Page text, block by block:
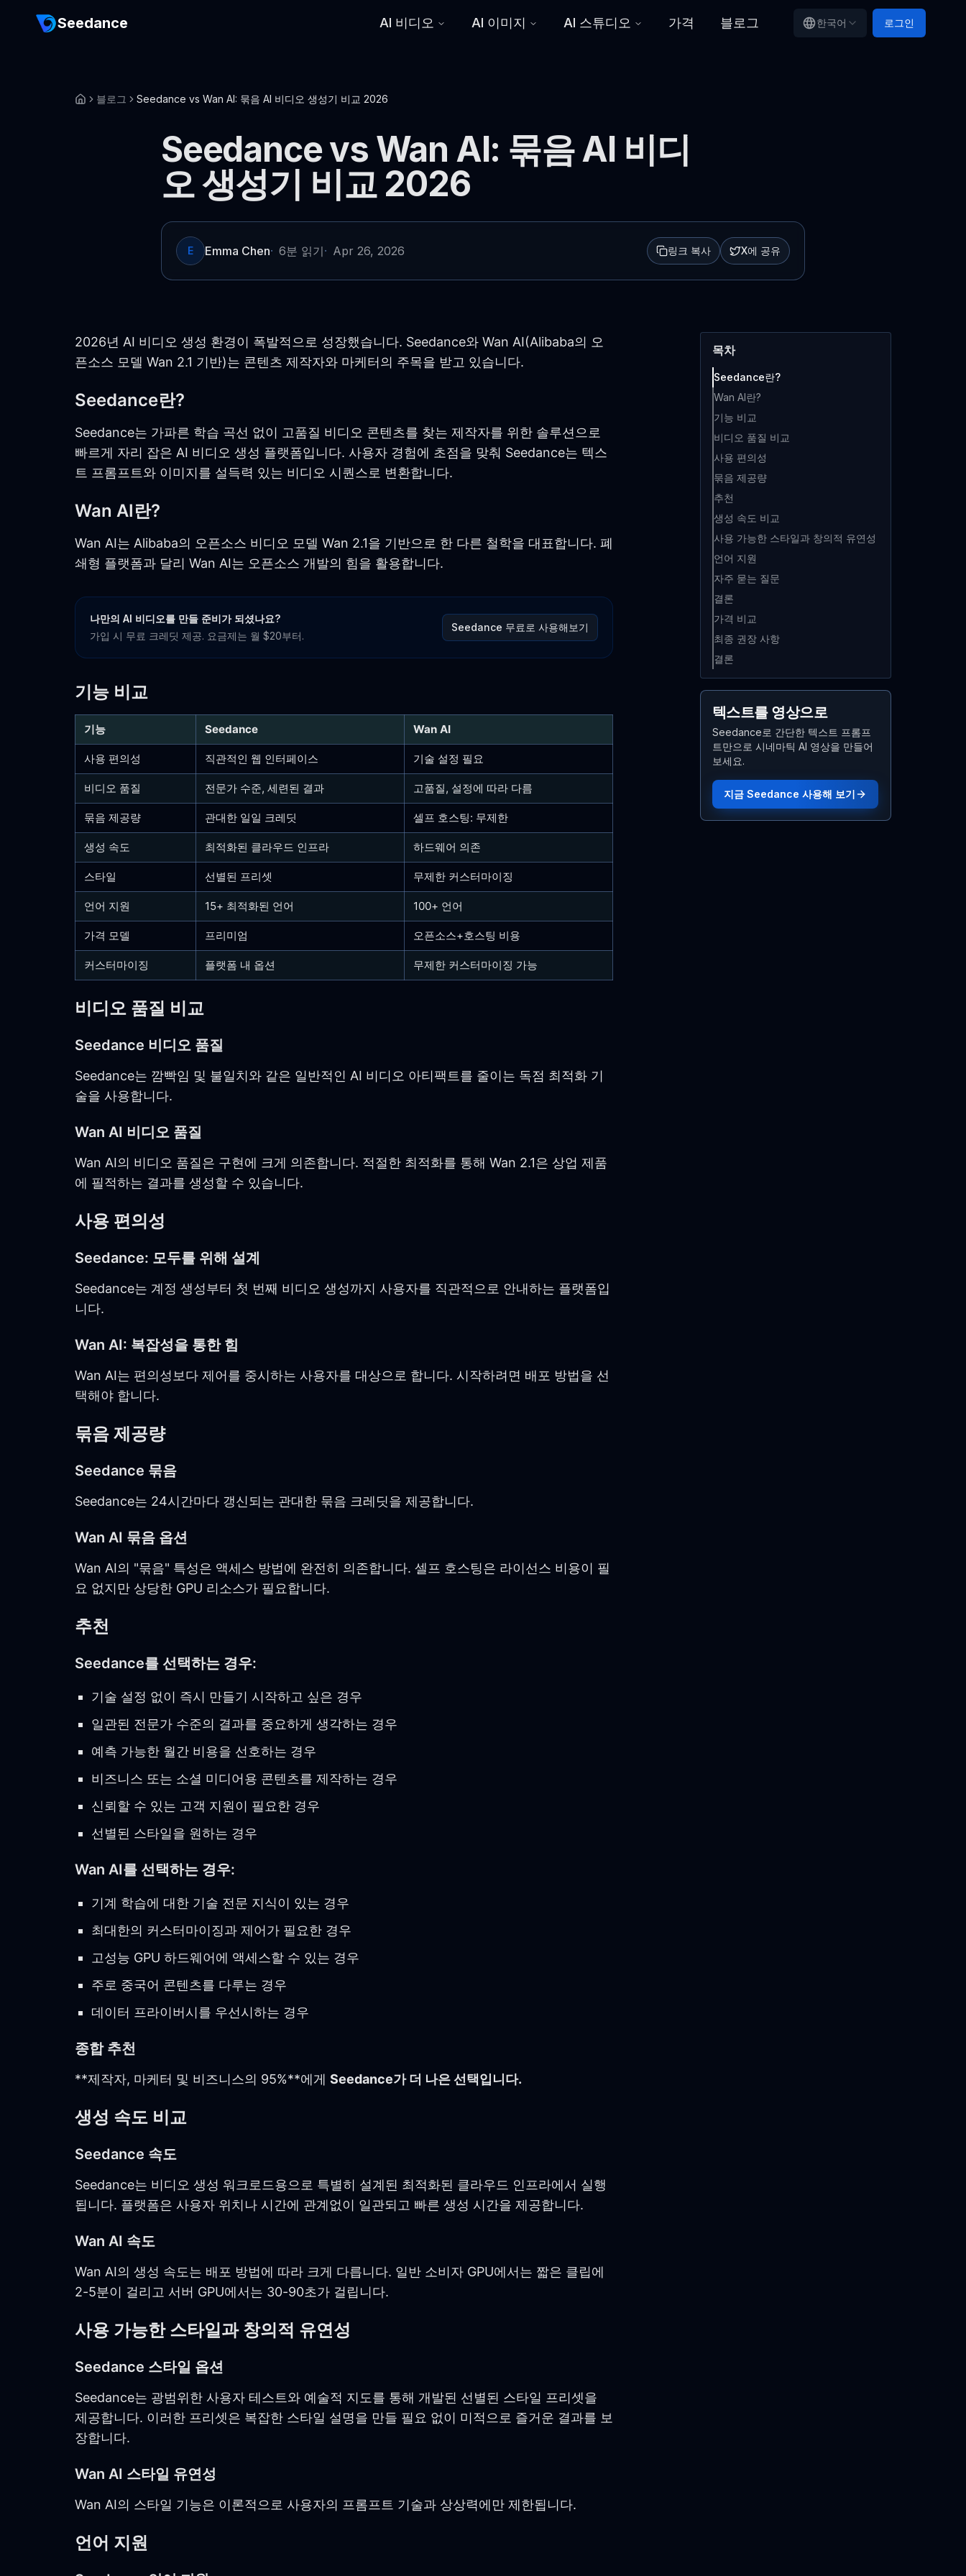
Seedance AI 비디오 AI 이미지 AI 스튜디오 가격 블로그 한국어 로그인
블로그 Seedance vs Wan AI: 묶음 AI 비디오 생성기 비교 2026
Seedance vs Wan AI: 묶음 AI 비디
오 생성기 비교 2026
E Emma Chen· 6분 읽기· Apr 26, 2026 링크 복사 X에 공유
2026년 AI 비디오 생성 환경이 폭발적으로 성장했습니다. Seedance와 Wan AI(Alibaba의 오
픈소스 모델 Wan 2.1 기반)는 콘텐츠 제작자와 마케터의 주목을 받고 있습니다.
Seedance란?
Seedance는 가파른 학습 곡선 없이 고품질 비디오 콘텐츠를 찾는 제작자를 위한 솔루션으로
빠르게 자리 잡은 AI 비디오 생성 플랫폼입니다. 사용자 경험에 초점을 맞춰 Seedance는 텍스
트 프롬프트와 이미지를 설득력 있는 비디오 시퀀스로 변환합니다.
Wan AI란?
Wan AI는 Alibaba의 오픈소스 비디오 모델 Wan 2.1을 기반으로 한 다른 철학을 대표합니다. 폐
쇄형 플랫폼과 달리 Wan AI는 오픈소스 개발의 힘을 활용합니다.
나만의 AI 비디오를 만들 준비가 되셨나요?
가입 시 무료 크레딧 제공. 요금제는 월 $20부터.
Seedance 무료로 사용해보기
기능 비교
기능 Seedance Wan AI
사용 편의성 직관적인 웹 인터페이스 기술 설정 필요
비디오 품질 전문가 수준, 세련된 결과 고품질, 설정에 따라 다름
묶음 제공량 관대한 일일 크레딧 셀프 호스팅: 무제한
생성 속도 최적화된 클라우드 인프라 하드웨어 의존
스타일 선별된 프리셋 무제한 커스터마이징
언어 지원 15+ 최적화된 언어 100+ 언어
가격 모델 프리미엄 오픈소스+호스팅 비용
커스터마이징 플랫폼 내 옵션 무제한 커스터마이징 가능
비디오 품질 비교
Seedance 비디오 품질
Seedance는 깜빡임 및 불일치와 같은 일반적인 AI 비디오 아티팩트를 줄이는 독점 최적화 기
술을 사용합니다.
Wan AI 비디오 품질
Wan AI의 비디오 품질은 구현에 크게 의존합니다. 적절한 최적화를 통해 Wan 2.1은 상업 제품
에 필적하는 결과를 생성할 수 있습니다.
사용 편의성
Seedance: 모두를 위해 설계
Seedance는 계정 생성부터 첫 번째 비디오 생성까지 사용자를 직관적으로 안내하는 플랫폼입
니다.
Wan AI: 복잡성을 통한 힘
Wan AI는 편의성보다 제어를 중시하는 사용자를 대상으로 합니다. 시작하려면 배포 방법을 선
택해야 합니다.
묶음 제공량
Seedance 묶음
Seedance는 24시간마다 갱신되는 관대한 묶음 크레딧을 제공합니다.
Wan AI 묶음 옵션
Wan AI의 "묶음" 특성은 액세스 방법에 완전히 의존합니다. 셀프 호스팅은 라이선스 비용이 필
요 없지만 상당한 GPU 리소스가 필요합니다.
추천
Seedance를 선택하는 경우:
기술 설정 없이 즉시 만들기 시작하고 싶은 경우
일관된 전문가 수준의 결과를 중요하게 생각하는 경우
예측 가능한 월간 비용을 선호하는 경우
비즈니스 또는 소셜 미디어용 콘텐츠를 제작하는 경우
신뢰할 수 있는 고객 지원이 필요한 경우
선별된 스타일을 원하는 경우
Wan AI를 선택하는 경우:
기계 학습에 대한 기술 전문 지식이 있는 경우
최대한의 커스터마이징과 제어가 필요한 경우
고성능 GPU 하드웨어에 액세스할 수 있는 경우
주로 중국어 콘텐츠를 다루는 경우
데이터 프라이버시를 우선시하는 경우
종합 추천
**제작자, 마케터 및 비즈니스의 95%**에게 Seedance가 더 나은 선택입니다.
생성 속도 비교
Seedance 속도
Seedance는 비디오 생성 워크로드용으로 특별히 설계된 최적화된 클라우드 인프라에서 실행
됩니다. 플랫폼은 사용자 위치나 시간에 관계없이 일관되고 빠른 생성 시간을 제공합니다.
Wan AI 속도
Wan AI의 생성 속도는 배포 방법에 따라 크게 다릅니다. 일반 소비자 GPU에서는 짧은 클립에
2-5분이 걸리고 서버 GPU에서는 30-90초가 걸립니다.
사용 가능한 스타일과 창의적 유연성
Seedance 스타일 옵션
Seedance는 광범위한 사용자 테스트와 예술적 지도를 통해 개발된 선별된 스타일 프리셋을
제공합니다. 이러한 프리셋은 복잡한 스타일 설명을 만들 필요 없이 미적으로 즐거운 결과를 보
장합니다.
Wan AI 스타일 유연성
Wan AI의 스타일 기능은 이론적으로 사용자의 프롬프트 기술과 상상력에만 제한됩니다.
언어 지원
목차
Seedance란?
Wan AI란?
기능 비교
비디오 품질 비교
사용 편의성
묶음 제공량
추천
생성 속도 비교
사용 가능한 스타일과 창의적 유연성
언어 지원
자주 묻는 질문
결론
가격 비교
최종 권장 사항
결론
텍스트를 영상으로
Seedance로 간단한 텍스트 프롬프
트만으로 시네마틱 AI 영상을 만들어
보세요.
지금 Seedance 사용해 보기